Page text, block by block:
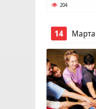
204
14 Марта